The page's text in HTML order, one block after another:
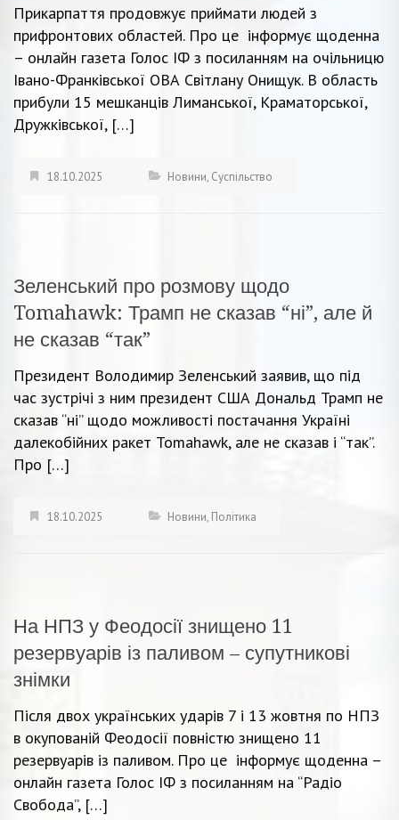
Прикарпаття продовжує приймати людей з
прифронтових областей. Про це інформує щоденна
– онлайн газета Голос ІФ з посиланням на очільницю
Івано-Франківської ОВА Світлану Онищук. В область
прибули 15 мешканців Лиманської, Краматорської,
Дружківської, […]
18.10.2025 Новини, Суспільство
Зеленський про розмову щодо
Tomahawk: Трамп не сказав “ні”, але й
не сказав “так”
Президент Володимир Зеленський заявив, що під
час зустрічі з ним президент США Дональд Трамп не
сказав “ні” щодо можливості постачання Україні
далекобійних ракет Tomahawk, але не сказав і “так”.
Про […]
18.10.2025 Новини, Політика
На НПЗ у Феодосії знищено 11
резервуарів із паливом – супутникові
знімки
Після двох українських ударів 7 і 13 жовтня по НПЗ
в окупованій Феодосії повністю знищено 11
резервуарів із паливом. Про це інформує щоденна –
онлайн газета Голос ІФ з посиланням на “Радіо
Свобода”, […]